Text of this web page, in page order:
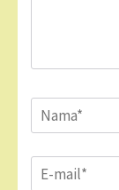
Name*
Email*